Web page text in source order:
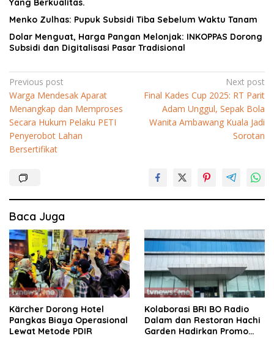
Yang Berkualitas.
Menko Zulhas: Pupuk Subsidi Tiba Sebelum Waktu Tanam
Dolar Menguat, Harga Pangan Melonjak: INKOPPAS Dorong
Subsidi dan Digitalisasi Pasar Tradisional
Navigasi
pos
Previous post
Warga Mendesak Aparat
Menangkap dan Memproses
Secara Hukum Pelaku PETI
Penyerobot Lahan
Bersertifikat
Next post
Final Kades Cup 2025: RT Parit
Adam Unggul, Sepak Bola
Wanita Ambawang Kuala Jadi
Sorotan
Baca Juga
Kärcher Dorong Hotel
Pangkas Biaya Operasional
Lewat Metode PDIR
Kolaborasi BRI BO Radio
Dalam dan Restoran Hachi
Garden Hadirkan Promo